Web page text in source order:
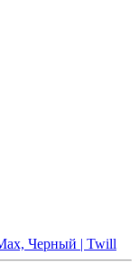
Черный | Twill